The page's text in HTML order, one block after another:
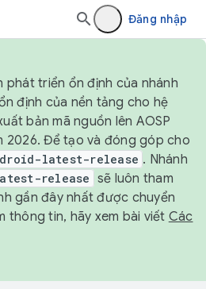
Đăng nhập
phát triển ổn định của nhánh
định của nền tảng cho hệ
bản mã nguồn lên AOSP
2026. Để tạo và đóng góp cho
latest-release . Nhánh
release sẽ luôn tham
gần đây nhất được chuyển
thông tin, hãy xem bài viết Các